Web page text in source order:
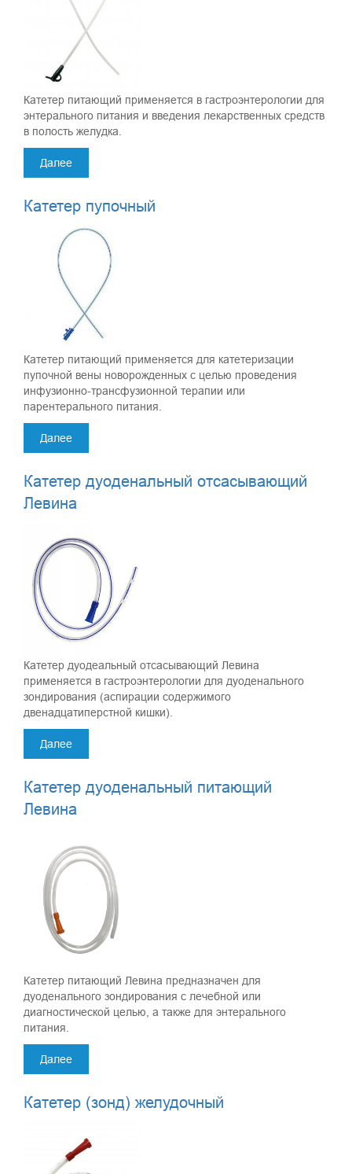
Катетер питающий применяется в гастроэнтерологии для
энтерального питания и введения лекарственных средств
в полость желудка.
Далее
Катетер пупочный
Катетер питающий применяется для катетеризации
пупочной вены новорожденных с целью проведения
инфузионно-трансфузионной терапии или
парентерального питания.
Далее
Катетер дуоденальный отсасывающий
Левина
Катетер дуодеальный отсасывающий Левина
применяется в гастроэнтерологии для дуоденального
зондирования (аспирации содержимого
двенадцатиперстной кишки).
Далее
Катетер дуоденальный питающий
Левина
Катетер питающий Левина предназначен для
дуоденального зондирования с лечебной или
диагностической целью, а также для энтерального
питания.
Далее
Катетер (зонд) желудочный